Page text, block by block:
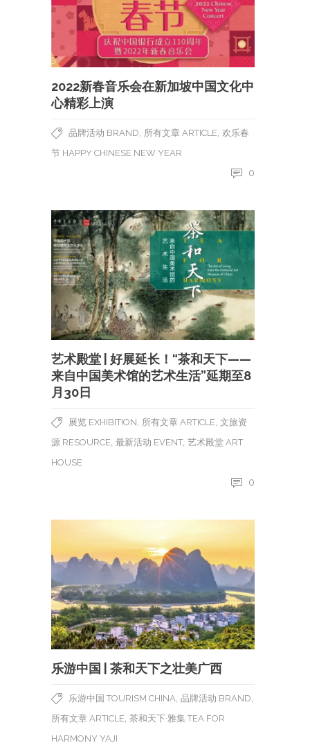
2022新春音乐会在新加坡中国文化中
心精彩上演
品牌活动 BRAND 所有文章 ARTICLE 欢乐春
节 HAPPY CHINESE NEW YEAR
0
艺术殿堂 | 好展延长！“茶和天下——
来自中国美术馆的艺术生活”延期至8
月30日
展览 EXHIBITION 所有文章 ARTICLE 文旅资
源 RESOURCE 最新活动 EVENT 艺术殿堂 ART
HOUSE
0
乐游中国 | 茶和天下之壮美广西
乐游中国 TOURISM CHINA 品牌活动 BRAND
所有文章 ARTICLE 茶和天下·雅集 TEA FOR
HARMONY YAJI